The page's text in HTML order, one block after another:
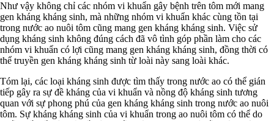
Như vậy không chỉ các nhóm vi khuẩn gây bệnh trên tôm mới mang
gen kháng kháng sinh, mà những nhóm vi khuẩn khác cùng tồn tại
trong nước ao nuôi tôm cũng mang gen kháng kháng sinh. Việc sử
dụng kháng sinh không đúng cách đã vô tình góp phần làm cho các
nhóm vi khuẩn có lợi cũng mang gen kháng kháng sinh, đồng thời có
thể truyền gen kháng kháng sinh từ loài này sang loài khác.
Tóm lại, các loại kháng sinh được tìm thấy trong nước ao có thể gián
tiếp gây ra sự đề kháng của vi khuẩn và nồng độ kháng sinh tương
quan với sự phong phú của gen kháng kháng sinh trong nước ao nuôi
tôm. Sự kháng kháng sinh của vi khuẩn trong ao nuôi tôm có thể do